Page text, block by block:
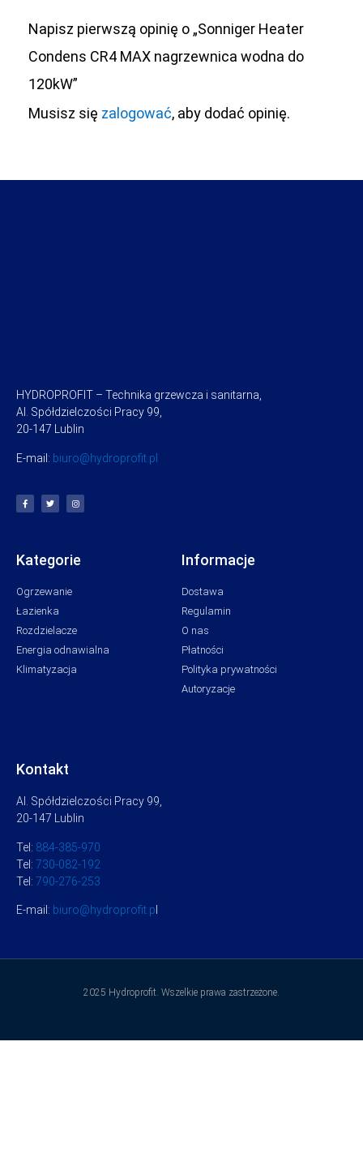
Napisz pierwszą opinię o „Sonniger Heater
Condens CR4 MAX nagrzewnica wodna do
120kW”
Musisz się zalogować, aby dodać opinię.
HYDROPROFIT – Technika grzewcza i sanitarna,
Al. Spółdzielczości Pracy 99,
20-147 Lublin
E-mail: biuro@hydroprofit.pl
Kategorie
Ogrzewanie
Łazienka
Rozdzielacze
Energia odnawialna
Klimatyzacja
Informacje
Dostawa
Regulamin
O nas
Płatności
Polityka prywatności
Autoryzacje
Kontakt
Al. Spółdzielczości Pracy 99,
20-147 Lublin
Tel: 884-385-970
Tel: 730-082-192
Tel: 790-276-253
E-mail: biuro@hydroprofit.p
2025 Hydroprofit. Wszelkie prawa zastrzeżone.